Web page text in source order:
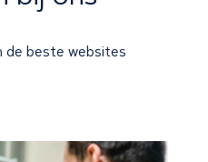
de beste websites